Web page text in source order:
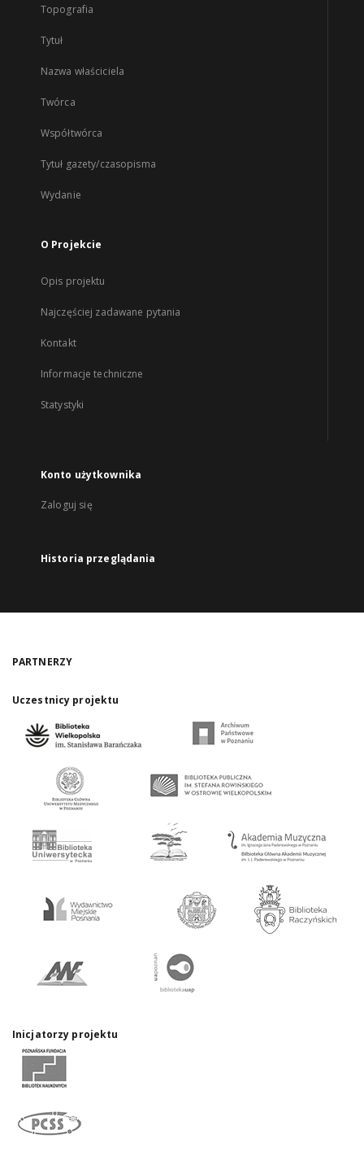
Topografia
Tytuł
Nazwa właściciela
Twórca
Współtwórca
Tytuł gazety/czasopisma
Wydanie
O Projekcie
Opis projektu
Najczęściej zadawane pytania
Kontakt
Informacje techniczne
Statystyki
Konto użytkownika
Zaloguj się
Historia przeglądania
PARTNERZY
Uczestnicy projektu
Inicjatorzy projektu